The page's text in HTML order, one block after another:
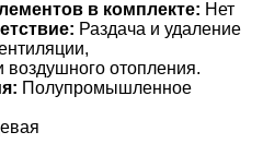
в комплекте: Нет
Раздача и удаление
воздушного отопления.
Полупромышленное